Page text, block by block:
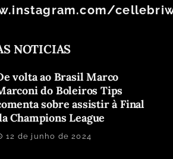
NOTICIAS
volta ao Brasil Marco
do Boleiros Tips
sobre assistir à Final
Champions League
12 de junho de 2024